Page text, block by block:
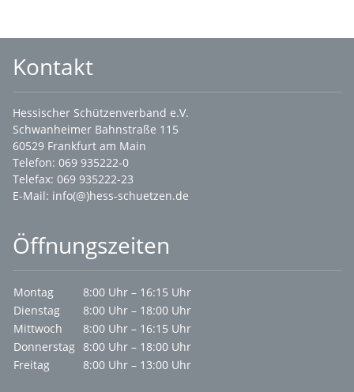
Kontakt
Hessischer Schützenverband e.V.
Schwanheimer Bahnstraße 115
60529 Frankfurt am Main
Telefon: 069 935222-0
Telefax: 069 935222-23
E-Mail: info(@)hess-schuetzen.de
Öffnungszeiten
Montag
8:00 Uhr – 16:15 Uhr
Dienstag
8:00 Uhr – 18:00 Uhr
Mittwoch
8:00 Uhr – 16:15 Uhr
Donnerstag 8:00 Uhr – 18:00 Uhr
Freitag
8:00 Uhr – 13:00 Uhr